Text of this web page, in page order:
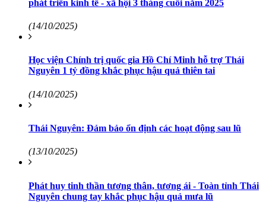
phát triển kinh tế - xã hội 3 tháng cuối năm 2025
(14/10/2025)
Học viện Chính trị quốc gia Hồ Chí Minh hỗ trợ Thái
Nguyên 1 tỷ đồng khắc phục hậu quả thiên tai
(14/10/2025)
Thái Nguyên: Đảm bảo ổn định các hoạt động sau lũ
(13/10/2025)
Phát huy tinh thần tương thân, tương ái - Toàn tỉnh Thái
Nguyên chung tay khắc phục hậu quả mưa lũ